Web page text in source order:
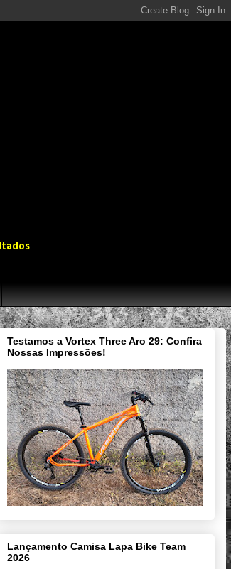
Testamos a Vortex Three Aro 29: Confira
Nossas Impressões!
Lançamento Camisa Lapa Bike Team
2026